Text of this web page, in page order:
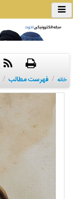
خانه / فهرست مطالب /